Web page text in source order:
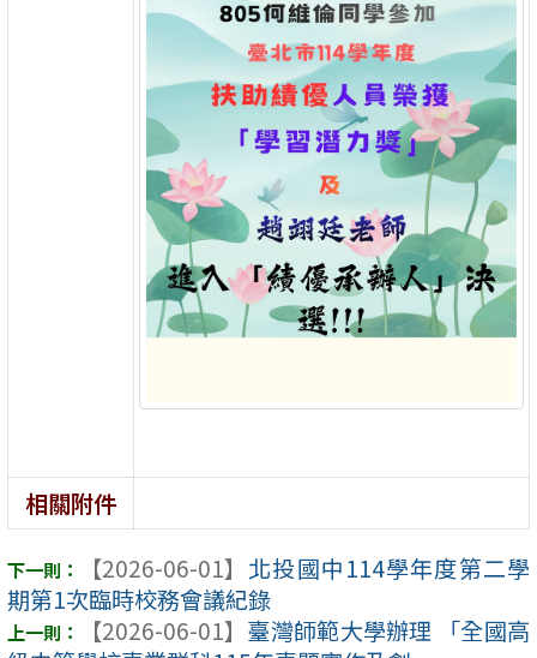
相關附件
【2026-06-01】 北投國中114學年度第二學
期第1次臨時校務會議紀錄
【2026-06-01】 臺灣師範大學辦理 「全國高